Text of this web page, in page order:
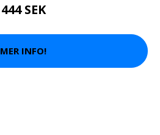
444 SEK
MER INFO!